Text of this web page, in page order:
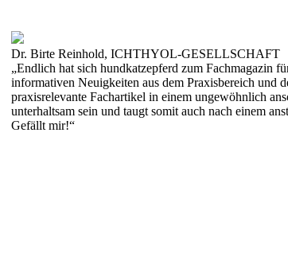
Dr. Birte Reinhold, ICHTHYOL-GESELLSCHAFT
„Endlich hat sich hundkatzepferd zum Fachmagazin
informativen Neuigkeiten aus dem Praxisbereich und
praxisrelevante Fachartikel in einem ungewöhnlich
unterhaltsam sein und taugt somit auch nach einem
Gefällt mir!“